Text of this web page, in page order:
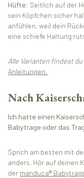
Hüfte: Seitlich auf der
sein Köpfchen sicher
anfühlen, weil dein
eine schiefe Haltung
Alle Varianten findest
Anleitungen.
Nach
Ich hatte einen
Babytrage oder das
Sprich am besten mit
anders. Hör auf deinen
der manduca®